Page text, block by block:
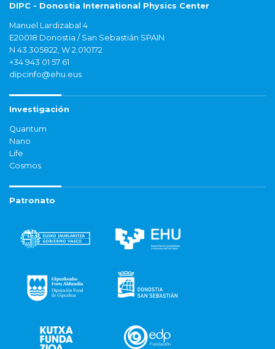
DIPC - Donostia International Physics Center
Manuel Lardizabal 4
E20018 Donostia / San Sebastián SPAIN
N 43.305822, W 2.010172
+34 943 01 57 61
dipcinfo@ehu.eus
Investigación
Quantum
Nano
Life
Cosmos
Patronato